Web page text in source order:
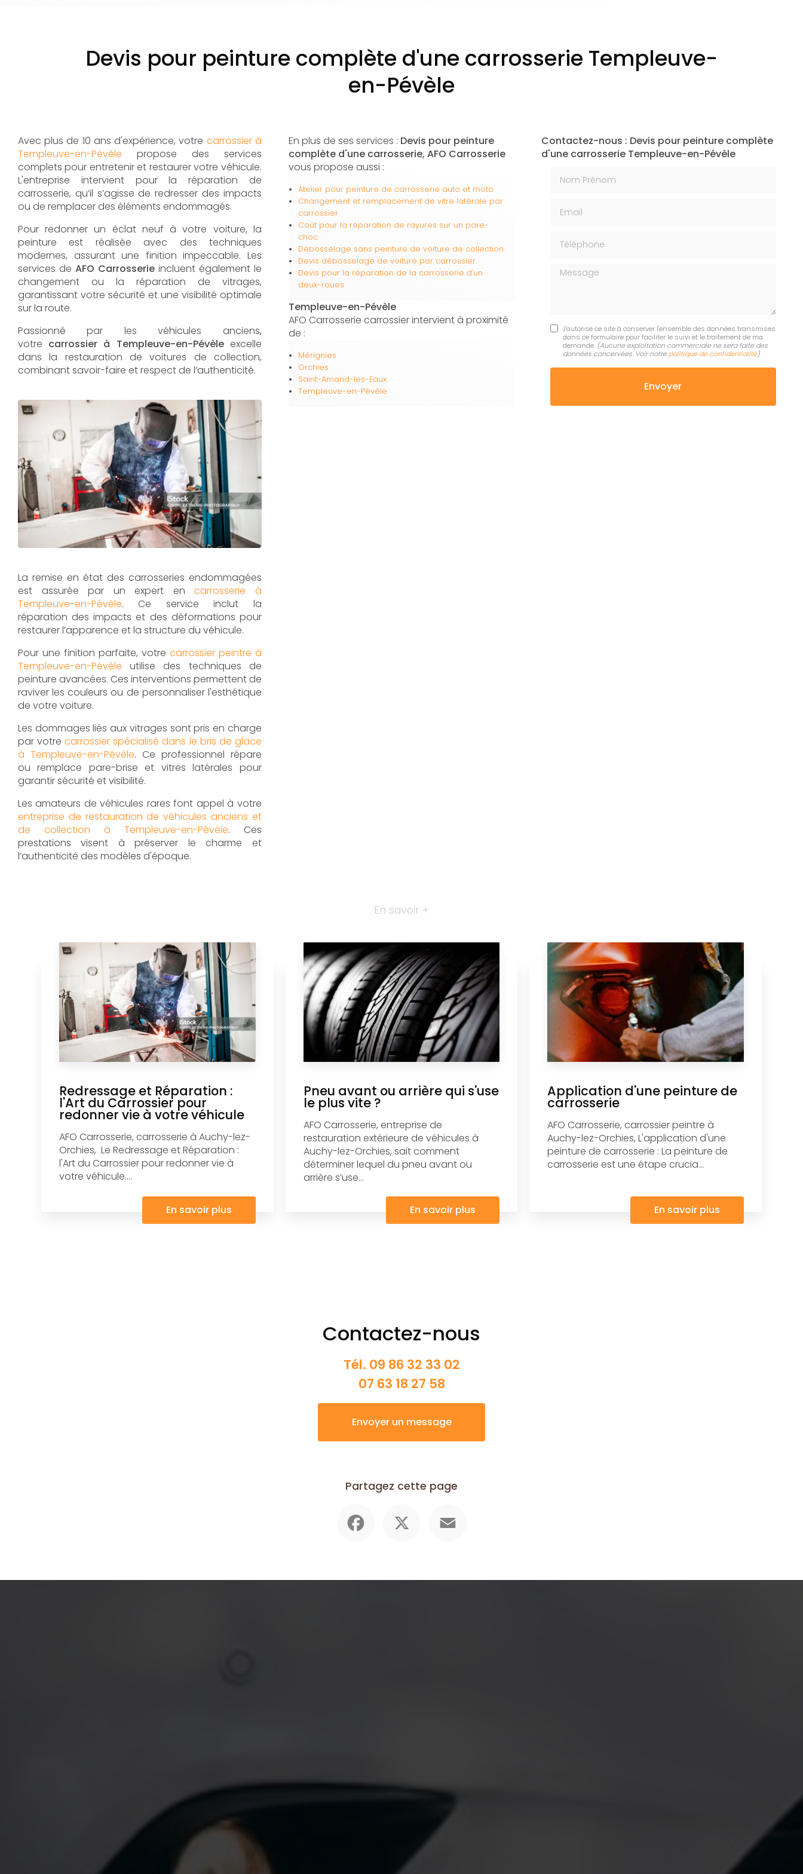
Devis pour peinture complète d'une carrosserie Templeuve-
en-Pévèle
Avec plus de 10 ans d'expérience, votre carrossier à
Templeuve-en-Pévèle propose des services
complets pour entretenir et restaurer votre véhicule.
L'entreprise intervient pour la réparation de
carrosserie, qu’il s’agisse de redresser des impacts
ou de remplacer des éléments endommagés.
Pour redonner un éclat neuf à votre voiture, la
peinture est réalisée avec des techniques
modernes, assurant une finition impeccable. Les
services de AFO Carrosserie incluent également le
changement ou la réparation de vitrages,
garantissant votre sécurité et une visibilité optimale
sur la route.
Passionné par les véhicules anciens,
votre carrossier à Templeuve-en-Pévèleexcelle
dans la restauration de voitures de collection,
combinant savoir-faire et respect de l’authenticité.
La remise en état des carrosseries endommagées
est assurée par un expert encarrosserie à
Templeuve-en-Pévèle. Ce service inclut la
réparation des impacts et des déformations pour
restaurer l’apparence et la structure du véhicule.
Pour une finition parfaite, votre carrossier peintre à
Templeuve-en-Pévèle utilise des techniques de
peinture avancées. Ces interventions permettent de
raviver les couleurs ou de personnaliser l'esthétique
de votre voiture.
Les dommages liés aux vitrages sont pris en charge
par votrecarrossier spécialisé dans le bris de glace
à Templeuve-en-Pévèle. Ce professionnel répare
ou remplace pare-brise et vitres latérales pour
garantir sécurité et visibilité.
Les amateurs de véhicules rares font appel à votre
entreprise de restauration de véhicules anciens et
de collection à Templeuve-en-Pévèle. Ces
prestations visent à préserver le charme et
l’authenticité des modèles d'époque.
En plus de ses services : Devis pour peinture
complète d'une carrosserie, AFO Carrosserie
vous propose aussi :
Atelier pour peinture de carrosserie auto et moto
Changement et remplacement de vitre latérale par
carrossier
Coût pour la réparation de rayures sur un pare-
choc
Débosselage sans peinture de voiture de collection
Devis débosselage de voiture par carrossier
Devis pour la réparation de la carrosserie d'un
deux-roues
Templeuve-en-Pévèle
AFO Carrosserie carrossier intervient à proximité
de :
Mérignies
Orchies
Saint-Amand-les-Eaux
Templeuve-en-Pévèle
Contactez-nous : Devis pour peinture complète
d'une carrosserie Templeuve-en-Pévèle
Message
J'autorise ce site à conserver l'ensemble des données transmises
dans ce formulaire pour faciliter le suivi et le traitement de ma
demande. (Aucune exploitation commerciale ne sera faite des
données concervées. Voir notre politique de confidentialité)
En savoir +
Redressage et Réparation :
l'Art du Carrossier pour
redonner vie à votre véhicule
AFO Carrosserie, carrosserie à Auchy-lez-
Orchies, Le Redressage et Réparation :
l'Art du Carrossier pour redonner vie à
votre véhicule....
En savoir plus
Pneu avant ou arrière qui s'use
le plus vite ?
AFO Carrosserie, entreprise de
restauration extérieure de véhicules à
Auchy-lez-Orchies, sait comment
déterminer lequel du pneu avant ou
arrière s’use...
En savoir plus
Application d'une peinture de
carrosserie
AFO Carrosserie, carrossier peintre à
Auchy-lez-Orchies, L'application d'une
peinture de carrosserie : La peinture de
carrosserie est une étape crucia...
En savoir plus
Contactez-nous
Tél. 09 86 32 33 02
07 63 18 27 58
Envoyer un message
Partagez cette page